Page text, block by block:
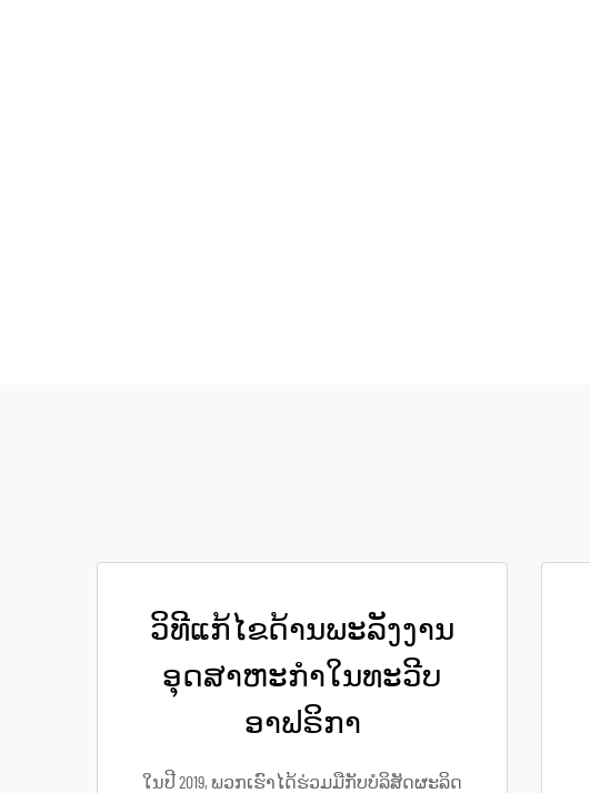
ວິທີແກ້ໄຂດ້ານພະລັງງານ
ອຸດສາຫະກຳໃນທະວີບ
ອາຟຣິກາ
ໃນປີ 2019, ພວກເຮົາໄດ້ຮ່ວມມືກັບບໍລິສັດຜະລິດ